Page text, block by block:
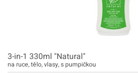
3-in-1 330ml "Natural"
na ruce, tělo, vlasy, s pumpičkou